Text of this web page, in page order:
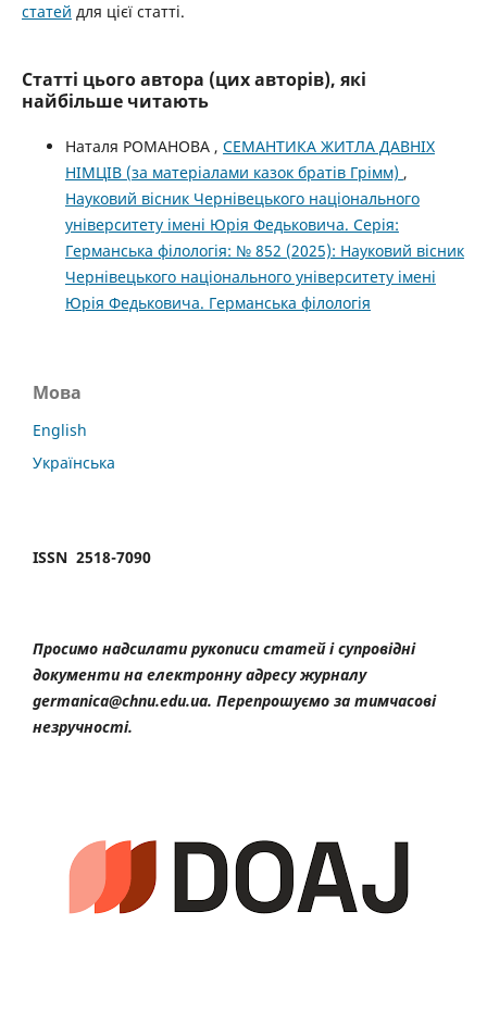
статей для цієї статті.
Статті цього автора (цих авторів), які
найбільше читають
Наталя РОМАНОВА , СЕМАНТИКА ЖИТЛА ДАВНІХ
НІМЦІВ (за матеріалами казок братів Грімм) ,
Науковий вісник Чернівецького національного
університету імені Юрія Федьковича. Серія:
Германська філологія: № 852 (2025): Науковий вісник
Чернівецького національного університету імені
Юрія Федьковича. Германська філологія
Мова
English
Українська
ISSN 2518-7090
Просимо надсилати рукописи статей і супровідні
документи на електронну адресу журналу
germanica@chnu.edu.ua. Перепрошуємо за тимчасові
незручності.